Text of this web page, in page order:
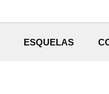
ESQUELAS